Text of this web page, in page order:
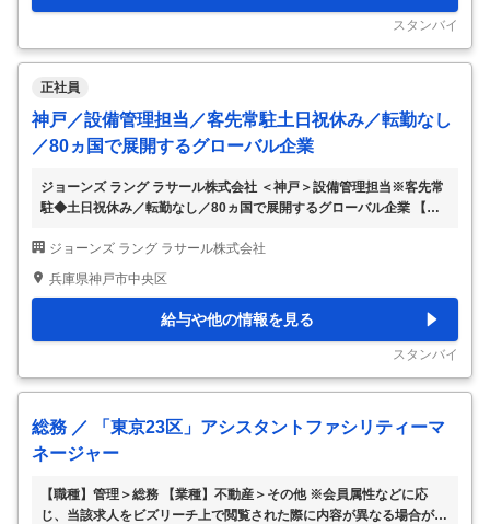
を含む現場イベント管理をサポート ・ 該当する場合はバーチャル・
ハイブリッドイベン…
スタンバイ
正社員
神戸／設備管理担当／客先常駐土日祝休み／転勤なし
／80ヵ国で展開するグローバル企業
ジョーンズ ラング ラサール株式会社 ＜神戸＞設備管理担当※客先常
駐◆土日祝休み／転勤なし／80ヵ国で展開するグローバル企業 【仕
80ヵ国で展開するグローバル企業 【具体的な仕事内容】 ～外資×日
本企業両方の社風で風通しフォーチュン500選出グローバル企業／客
業の当社にて、クライアント先に常駐し施設の設備管理、運用全般を
お任せいたします。 インシデントが発生した際に、クライアントへ
の報告等のため英語使用の機会があります。 ■業務詳細： 【建物管理
業務】 ・日常の建…
ジョーンズ ラング ラサール株式会社
兵庫県神戸市中央区
給与や他の情報を見る
スタンバイ
総務 ／ 「東京23区」アシスタントファシリティーマ
ネージャー
【職種】管理＞総務 【業種】不動産＞その他 ※会員属性などに応
じ、当該求人をビズリーチ上で閲覧された際に内容が異なる場合があ